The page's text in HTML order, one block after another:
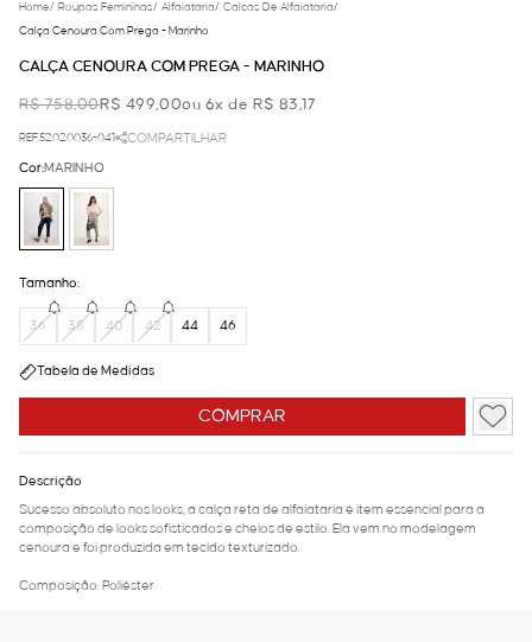
Home/ Roupas Femininas/ Alfaiataria/ Calcas De Alfaiataria/
Calça Cenoura Com Prega - Marinho
CALÇA CENOURA COM PREGA - MARINHO
R$ 758,00R$ 499,00ou 6x de R$ 83,17
REF.52.02.0036-041 COMPARTILHAR
COMPRAR
Cor:MARINHO
Tamanho:
36 38 40 42 44 46
Tabela de Medidas
Descrição
Sucesso absoluto nos looks, a calça reta de alfaiataria é item essencial para a
composição de looks sofisticados e cheios de estilo. Ela vem no modelagem
cenoura e foi produzida em tecido texturizado.
Composição: Poliéster